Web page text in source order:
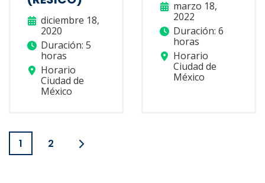
diciembre 18,
2020
Duración: 5
horas
Horario
Ciudad de
México
marzo 18,
2022
Duración: 6
horas
Horario
Ciudad de
México
1 2